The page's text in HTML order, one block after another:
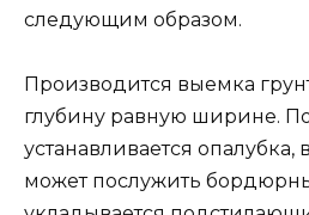
следующим образом.
Производится выемка
глубину равную ширине.
устанавливается опалубка,
может послужить